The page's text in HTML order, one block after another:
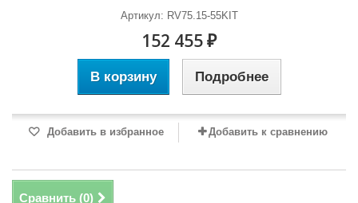
Артикул: RV75.15-55KIT
152 455 ₽
В корзину Подробнее
Добавить в избранное Добавить к сравнению
Сравнить (0)